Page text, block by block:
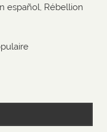
español, Rébellion